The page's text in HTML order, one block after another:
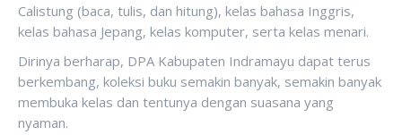
Calistung (baca, tulis, dan hitung), kelas bahasa Inggris,
kelas bahasa Jepang, kelas komputer, serta kelas menari.
Dirinya berharap, DPA Kabupaten Indramayu dapat terus
berkembang, koleksi buku semakin banyak, semakin banyak
membuka kelas dan tentunya dengan suasana yang
nyaman.